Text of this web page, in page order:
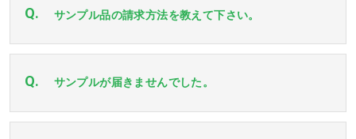
Q. サンプル品の請求方法を教えて下さい。
Q. サンプルが届きませんでした。